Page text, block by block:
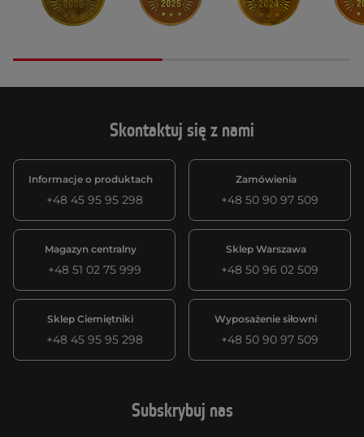
Skontaktuj się z nami
Informacje o produktach
+48 45 95 95 298
Zamówienia
+48 50 90 97 509
Magazyn centralny
+48 51 02 75 999
Sklep Warszawa
+48 50 96 02 509
Sklep Ciemiętniki
+48 45 95 95 298
Wyposażenie siłowni
+48 50 90 97 509
Subskrybuj nas